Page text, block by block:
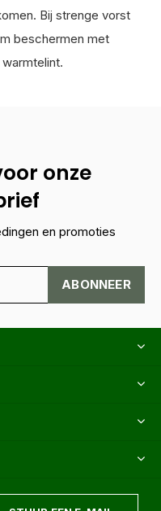
Bij strenge vorst
beschermen met
onze
en promoties
ABONNEER